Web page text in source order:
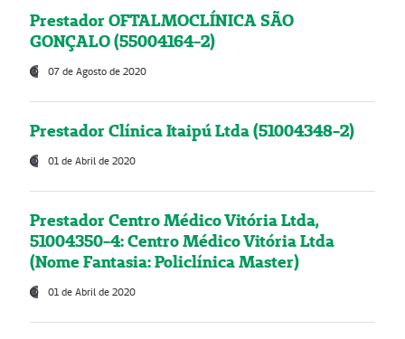
Prestador OFTALMOCLÍNICA SÃO
GONÇALO (55004164-2)
07 de Agosto de 2020
Prestador Clínica Itaipú Ltda (51004348-2)
01 de Abril de 2020
Prestador Centro Médico Vitória Ltda,
51004350-4: Centro Médico Vitória Ltda
(Nome Fantasia: Policlínica Master)
01 de Abril de 2020